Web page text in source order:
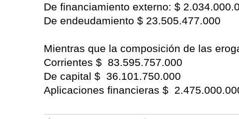
De financiamiento externo: $
De endeudamiento $ 23.505.477.000
Mientras que la composición de las
Corrientes $ 83.595.757.000
De capital $ 36.101.750.000
Aplicaciones financieras $